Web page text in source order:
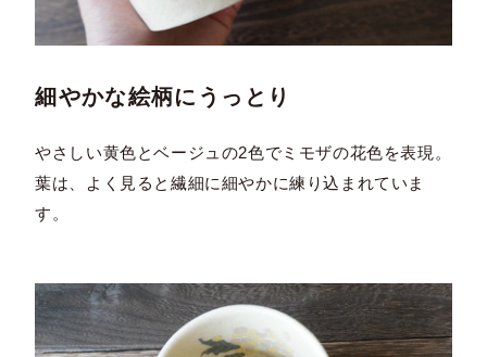
細やかな絵柄にうっとり
やさしい黄色とベージュの2色でミモザの花色を表現。
葉は、よく見ると繊細に細やかに練り込まれていま
す。